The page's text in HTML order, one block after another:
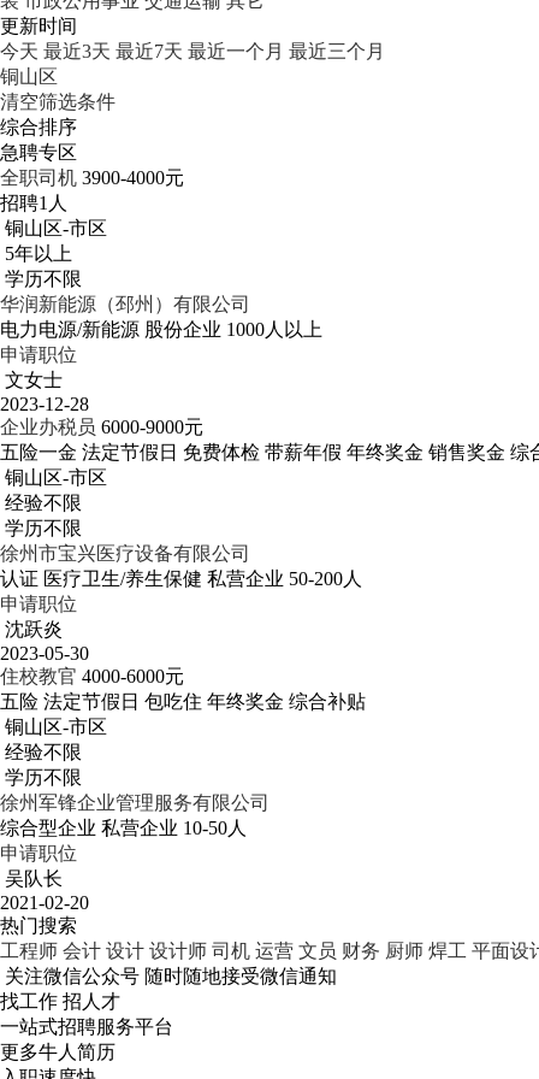
更新时间
今天 最近3天 最近7天 最近一个月 最近三个月
铜山区
清空筛选条件
综合排序
急聘专区
全职司机 3900-4000元
招聘1人
铜山区-市区
5年以上
学历不限
华润新能源（邳州）有限公司
电力电源/新能源 股份企业 1000人以上
申请职位
文女士
2023-12-28
企业办税员 6000-9000元
五险一金 法定节假日 免费体检 带薪年假 年终奖金 销售奖金 综
铜山区-市区
经验不限
学历不限
徐州市宝兴医疗设备有限公司
认证 医疗卫生/养生保健 私营企业 50-200人
申请职位
沈跃炎
2023-05-30
住校教官 4000-6000元
五险 法定节假日 包吃住 年终奖金 综合补贴
铜山区-市区
经验不限
学历不限
徐州军锋企业管理服务有限公司
综合型企业 私营企业 10-50人
申请职位
吴队长
2021-02-20
热门搜索
工程师 会计 设计 设计师 司机 运营 文员 财务 厨师 焊工 平面设
关注微信公众号 随时随地接受微信通知
找工作 招人才
一站式招聘服务平台
更多牛人简历